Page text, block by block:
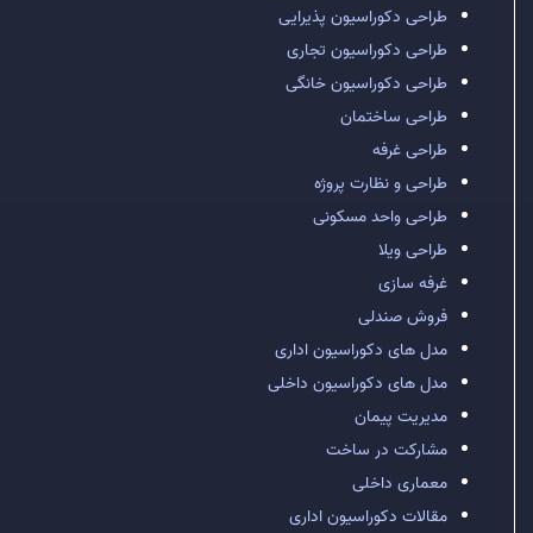
طراحی دکوراسیون پذیرایی
طراحی دکوراسیون تجاری
طراحی دکوراسیون خانگی
طراحی ساختمان
طراحی غرفه
طراحی و نظارت پروژه
طراحی واحد مسکونی
طراحی ویلا
غرفه سازی
فروش صندلی
مدل های دکوراسیون اداری
مدل های دکوراسیون داخلی
مدیریت پیمان
مشارکت در ساخت
معماری داخلی
مقالات دکوراسیون اداری